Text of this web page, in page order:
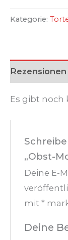
Kategorie:
Rezensionen
Es gibt noch
„Obst-
Deine E-
mit*
Deine